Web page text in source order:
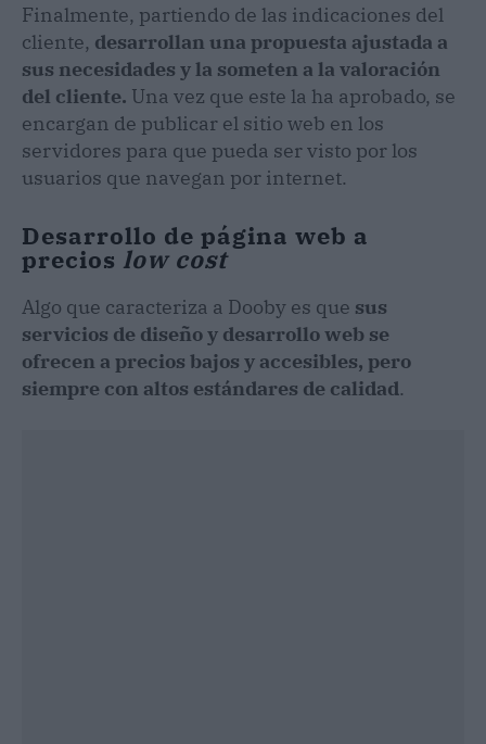
Finalmente, partiendo de las indicaciones del
cliente, desarrollan una propuesta ajustada a
sus necesidades y la someten a la valoración
del cliente. Una vez que este la ha aprobado, se
encargan de publicar el sitio web en los
servidores para que pueda ser visto por los
usuarios que navegan por internet.
Desarrollo de página web a
precios low cost
Algo que caracteriza a Dooby es que sus
servicios de diseño y desarrollo web se
ofrecen a precios bajos y accesibles, pero
siempre con altos estándares de calidad.